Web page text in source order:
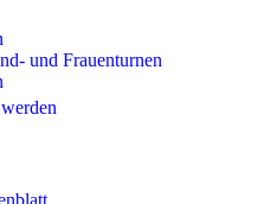
und Frauenturnen